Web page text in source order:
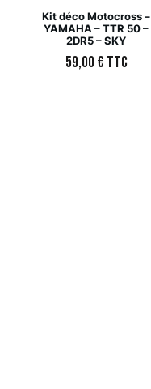
Kit déco Motocross –
YAMAHA – TTR 50 –
2DR5 – SKY
59,00€ TTC